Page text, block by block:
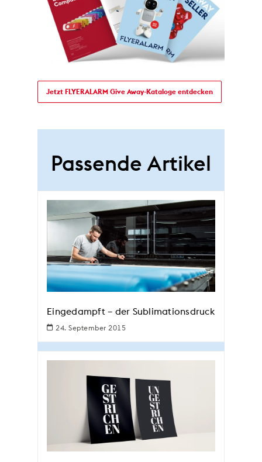
Jetzt FLYERALARM Give Away-Kataloge entdecken
Passende Artikel
Eingedampft – der Sublimationsdruck
24. September 2015